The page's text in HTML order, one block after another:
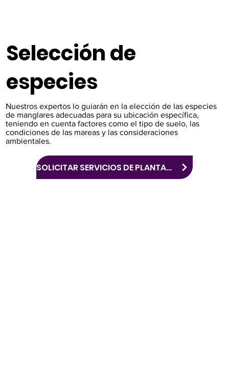
Selección de
especies
Nuestros expertos lo guiarán en la elección de las especies
de manglares adecuadas para su ubicación específica,
teniendo en cuenta factores como el tipo de suelo, las
condiciones de las mareas y las consideraciones
ambientales.
SOLICITAR SERVICIOS DE PLANTACIÓN